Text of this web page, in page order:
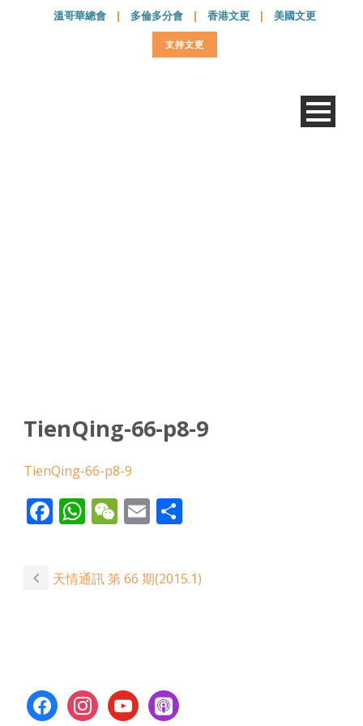
溫哥華總會 | 多倫多分會 | 香港文更 | 美國文更
支持文更
TienQing-66-p8-9
TienQing-66-p8-9
Facebook
WhatsApp
WeChat
Email
天情通訊 第 66 期(2015.1)
facebookinstagramyoutubeapple-
podcasts